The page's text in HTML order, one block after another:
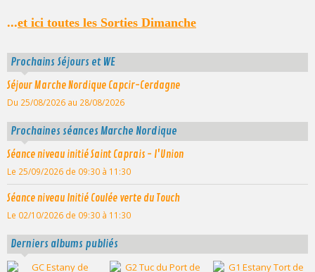
...et ici toutes les Sorties Dimanche
Prochains Séjours et WE
Séjour Marche Nordique Capcir-Cerdagne
Du 25/08/2026 au 28/08/2026
Prochaines séances Marche Nordique
Séance niveau initié Saint Caprais - l'Union
Le 25/09/2026 de 09:30 à 11:30
Séance niveau Initié Coulée verte du Touch
Le 02/10/2026 de 09:30 à 11:30
Derniers albums publiés